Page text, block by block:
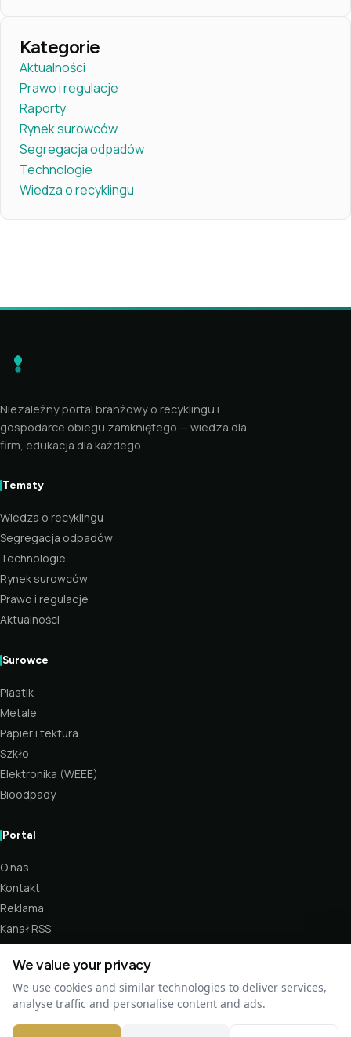
Kategorie
Aktualności
Prawo i regulacje
Raporty
Rynek surowców
Segregacja odpadów
Technologie
Wiedza o recyklingu
Niezależny portal branżowy o recyklingu i
gospodarce obiegu zamkniętego — wiedza dla
firm, edukacja dla każdego.
Tematy
Wiedza o recyklingu
Segregacja odpadów
Technologie
Rynek surowców
Prawo i regulacje
Aktualności
Surowce
Plastik
Metale
Papier i tektura
Szkło
Elektronika (WEEE)
Bioodpady
Portal
O nas
Kontakt
Reklama
Kanał RSS
© 2026 Odzysk.org — Portal recyklingu. Wszystkie prawa zastrzeżone.
We value your privacy
We use cookies and similar technologies to deliver services,
analyse traffic and personalise content and ads.